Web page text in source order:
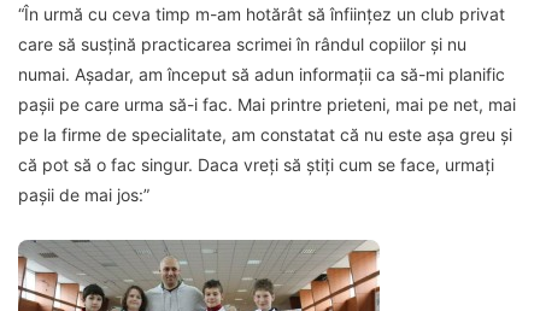
“În urmă cu ceva timp m-am hotărât să înființez un club privat
care să susțină practicarea scrimei în rândul copiilor și nu
numai. Așadar, am început să adun informații ca să-mi planific
pașii pe care urma să-i fac. Mai printre prieteni, mai pe net, mai
pe la firme de specialitate, am constatat că nu este așa greu și
că pot să o fac singur. Daca vreți să știți cum se face, urmați
pașii de mai jos:”